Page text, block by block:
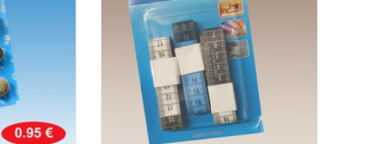
ΣΥΓΚΡΙΣΗ
ΛΊΣΤΑ ΕΠΙΘΥΜΙΏΝ